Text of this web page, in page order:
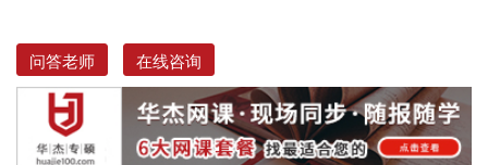
问答老师 在线咨询